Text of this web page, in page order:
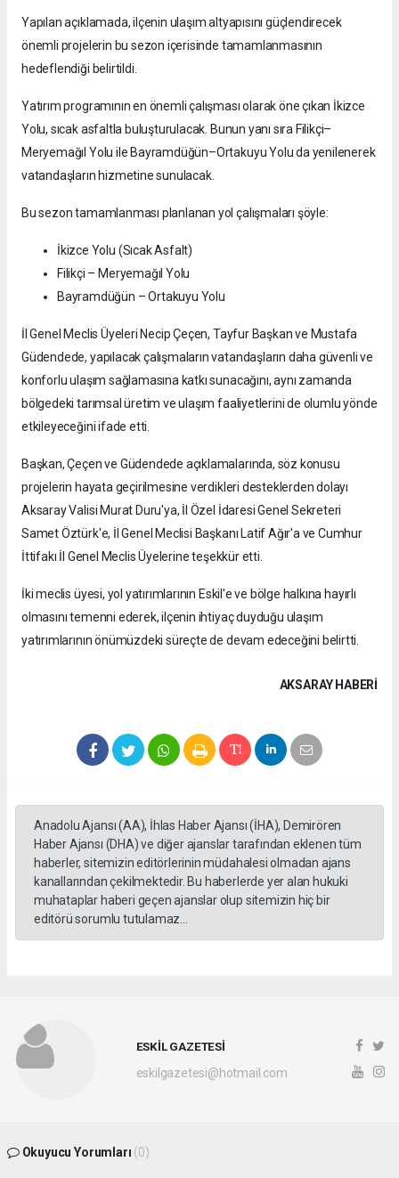
Yapılan açıklamada, ilçenin ulaşım altyapısını güçlendirecek
önemli projelerin bu sezon içerisinde tamamlanmasının
hedeflendiği belirtildi.
Yatırım programının en önemli çalışması olarak öne çıkan İkizce
Yolu, sıcak asfaltla buluşturulacak. Bunun yanı sıra Filikçi–
Meryemağıl Yolu ile Bayramdüğün–Ortakuyu Yolu da yenilenerek
vatandaşların hizmetine sunulacak.
Bu sezon tamamlanması planlanan yol çalışmaları şöyle:
İkizce Yolu (Sıcak Asfalt)
Filikçi – Meryemağıl Yolu
Bayramdüğün – Ortakuyu Yolu
İl Genel Meclis Üyeleri Necip Çeçen, Tayfur Başkan ve Mustafa
Güdendede, yapılacak çalışmaların vatandaşların daha güvenli ve
konforlu ulaşım sağlamasına katkı sunacağını, aynı zamanda
bölgedeki tarımsal üretim ve ulaşım faaliyetlerini de olumlu yönde
etkileyeceğini ifade etti.
Başkan, Çeçen ve Güdendede açıklamalarında, söz konusu
projelerin hayata geçirilmesine verdikleri desteklerden dolayı
Aksaray Valisi Murat Duru'ya, İl Özel İdaresi Genel Sekreteri
Samet Öztürk'e, İl Genel Meclisi Başkanı Latif Ağır'a ve Cumhur
İttifakı İl Genel Meclis Üyelerine teşekkür etti.
İki meclis üyesi, yol yatırımlarının Eskil'e ve bölge halkına hayırlı
olmasını temenni ederek, ilçenin ihtiyaç duyduğu ulaşım
yatırımlarının önümüzdeki süreçte de devam edeceğini belirtti.
AKSARAY HABERİ
Anadolu Ajansı (AA), İhlas Haber Ajansı (İHA), Demirören
Haber Ajansı (DHA) ve diğer ajanslar tarafından eklenen tüm
haberler, sitemizin editörlerinin müdahalesi olmadan ajans
kanallarından çekilmektedir. Bu haberlerde yer alan hukuki
muhataplar haberi geçen ajanslar olup sitemizin hiç bir
editörü sorumlu tutulamaz...
ESKİL GAZETESİ
eskilgazetesi@hotmail.com
Okuyucu Yorumları (0)